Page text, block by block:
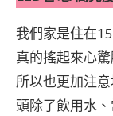
我們家是住在
真的搖起來心
所以也更加注
頭除了飲用水